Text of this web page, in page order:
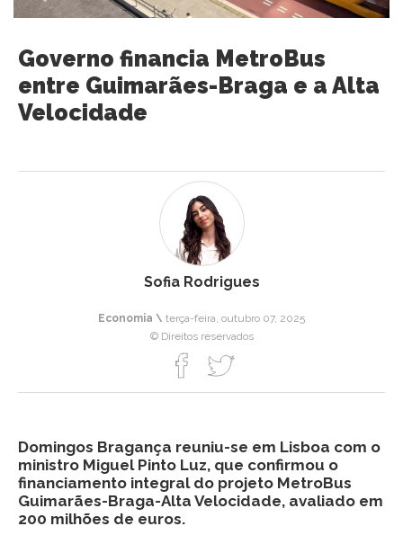
Governo financia MetroBus
entre Guimarães-Braga e a Alta
Velocidade
Sofia Rodrigues
Economia \ terça-feira, outubro 07, 2025
© Direitos reservados
Domingos Bragança reuniu-se em Lisboa com o
ministro Miguel Pinto Luz, que confirmou o
financiamento integral do projeto MetroBus
Guimarães-Braga-Alta Velocidade, avaliado em
200 milhões de euros.